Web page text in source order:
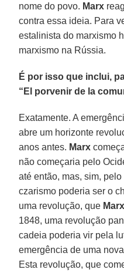
nome do povo. Marx
contra essa ideia. Para
estalinista do marxismo
marxismo na Rússia.
É por isso que inclui,
“El porvenir de la
Exatamente. A
abre um horizonte
anos antes. Marx
não começaria pelo
até então, mas, sim,
czarismo poderia ser o
uma revolução, que Marx
1848, uma revolução
cadeia poderia vir pela
emergência de uma
Esta revolução, que